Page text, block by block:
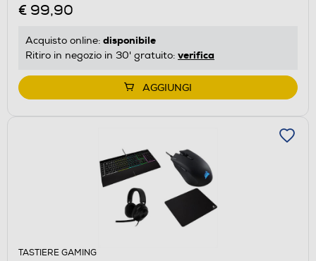
€ 99,90
Acquisto online: disponibile
Ritiro in negozio in 30' gratuito: verifica
AGGIUNGI
TASTIERE GAMING